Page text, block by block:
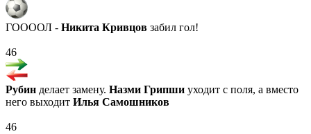
ГООООЛ - Никита Кривцов забил гол!
46
Рубин делает замену. Назми Грипши уходит с поля, а вместо
него выходит Илья Самошников
46